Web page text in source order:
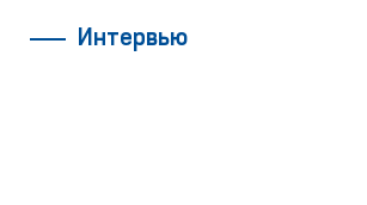
Интервью